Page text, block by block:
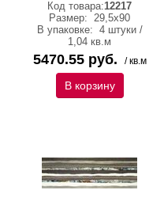
Код товара:12217
Размер: 29,5x90
В упаковке: 4 штуки /
1,04 кв.м
5470.55 руб. / кв.м
В корзину